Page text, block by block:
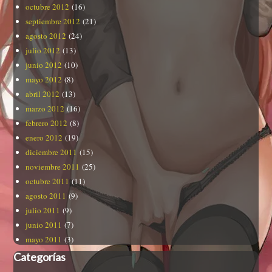
octubre 2012 (16)
septiembre 2012 (21)
agosto 2012 (24)
julio 2012 (13)
junio 2012 (10)
mayo 2012 (8)
abril 2012 (13)
marzo 2012 (16)
febrero 2012 (8)
enero 2012 (19)
diciembre 2011 (15)
noviembre 2011 (25)
octubre 2011(11)
agosto 2011 (9)
julio 2011 (9)
junio 2011 (7)
mayo 2011 (3)
Categorías